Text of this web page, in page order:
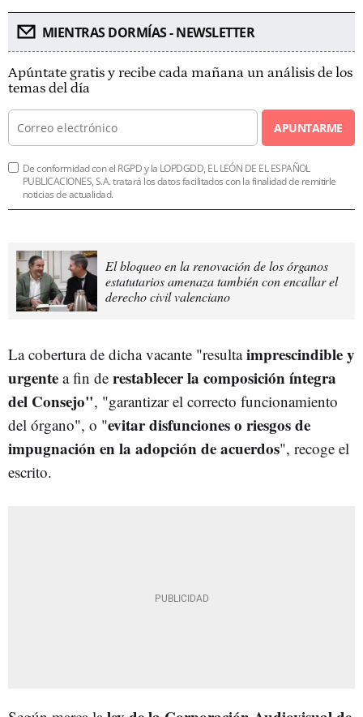
MIENTRAS DORMÍAS - NEWSLETTER
Apúntate gratis y recibe cada mañana un análisis de los
temas del día
APUNTARME
De conformidad con el RGPD y la LOPDGDD, EL LEÓN DE EL ESPAÑOL
PUBLICACIONES, S.A. tratará los datos facilitados con la finalidad de remitirle
noticias de actualidad.
El bloqueo en la renovación de los órganos
estatutarios amenaza también con encallar el
derecho civil valenciano
La cobertura de dicha vacante "resultaimprescindible y
urgente a fin de restablecer la composición íntegra
del Consejo", "garantizar el correcto funcionamiento
del órgano", o "evitar disfunciones o riesgos de
impugnación en la adopción de acuerdos", recoge el
escrito.